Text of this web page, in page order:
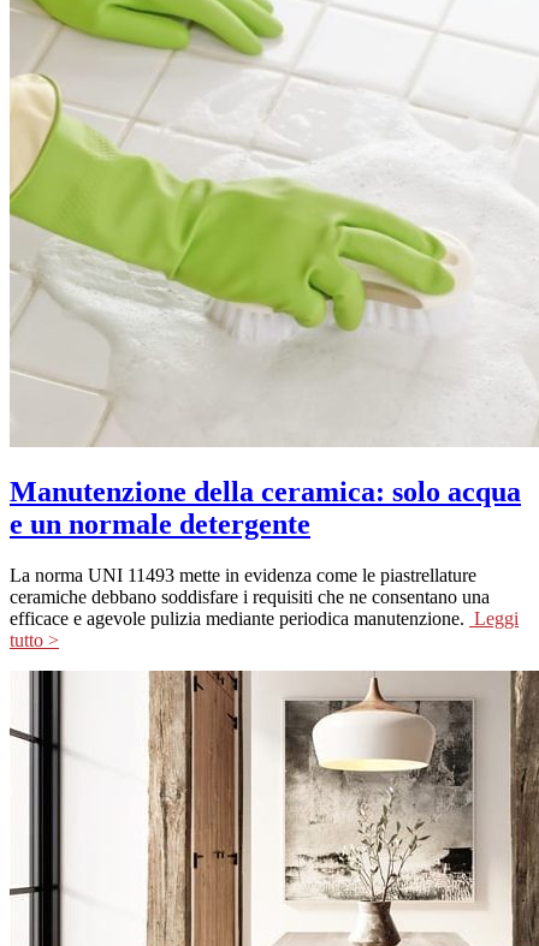
Manutenzione della ceramica: solo acqua
e un normale detergente
La norma UNI 11493 mette in evidenza come le piastrellature
ceramiche debbano soddisfare i requisiti che ne consentano una
efficace e agevole pulizia mediante periodica manutenzione. Leggi
tutto >